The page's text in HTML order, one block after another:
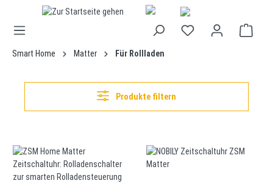
springen
Smart Home Matter Für Rollladen
Produkte filtern